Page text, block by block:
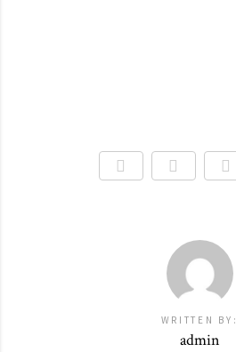
WRITTEN BY:
admin